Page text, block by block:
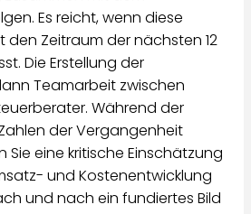
Es reicht, wenn diese
den Zeitraum der nächsten 12
Die Erstellung der
Teamarbeit zwischen
Während der
der Vergangenheit
Sie eine kritische Einschätzung
und Kostenentwicklung
und nach ein fundiertes Bild